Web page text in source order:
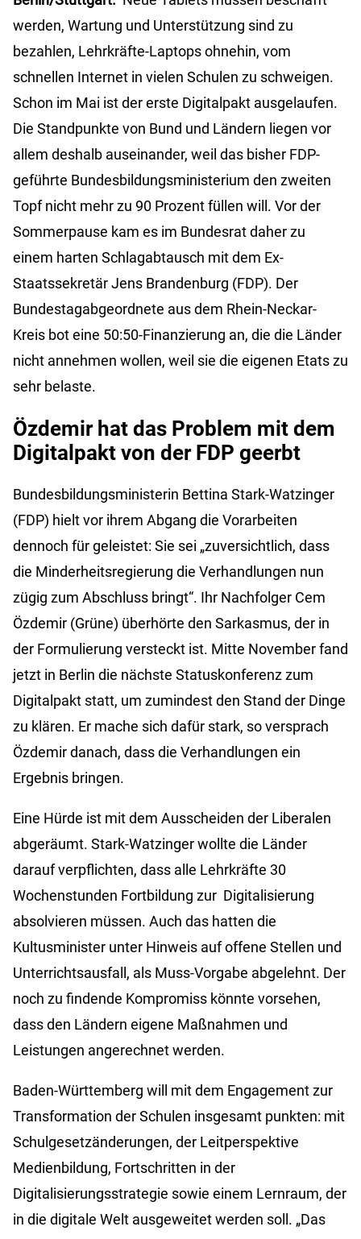
werden, Wartung und Unterstützung sind zu
bezahlen, Lehrkräfte-Laptops ohnehin, vom
schnellen Internet in vielen Schulen zu schweigen.
Schon im Mai ist der erste Digitalpakt ausgelaufen.
Die Standpunkte von Bund und Ländern liegen vor
allem deshalb auseinander, weil das bisher FDP-
geführte Bundesbildungsministerium den zweiten
Topf nicht mehr zu 90 Prozent füllen will. Vor der
Sommerpause kam es im Bundesrat daher zu
einem harten Schlagabtausch mit dem Ex-
Staatssekretär Jens Brandenburg (FDP). Der
Bundestagabgeordnete aus dem Rhein-Neckar-
Kreis bot eine 50:50-Finanzierung an, die die Länder
nicht annehmen wollen, weil sie die eigenen Etats zu
sehr belaste.
Özdemir hat das Problem mit dem
Digitalpakt von der FDP geerbt
Bundesbildungsministerin Bettina Stark-Watzinger
(FDP) hielt vor ihrem Abgang die Vorarbeiten
dennoch für geleistet: Sie sei „zuversichtlich, dass
die Minderheitsregierung die Verhandlungen nun
zügig zum Abschluss bringt“. Ihr Nachfolger Cem
Özdemir (Grüne) überhörte den Sarkasmus, der in
der Formulierung versteckt ist. Mitte November fand
jetzt in Berlin die nächste Statuskonferenz zum
Digitalpakt statt, um zumindest den Stand der Dinge
zu klären. Er mache sich dafür stark, so versprach
Özdemir danach, dass die Verhandlungen ein
Ergebnis bringen.
Eine Hürde ist mit dem Ausscheiden der Liberalen
abgeräumt. Stark-Watzinger wollte die Länder
darauf verpflichten, dass alle Lehrkräfte 30
Wochenstunden Fortbildung zur Digitalisierung
absolvieren müssen. Auch das hatten die
Kultusminister unter Hinweis auf offene Stellen und
Unterrichtsausfall, als Muss-Vorgabe abgelehnt. Der
noch zu findende Kompromiss könnte vorsehen,
dass den Ländern eigene Maßnahmen und
Leistungen angerechnet werden.
Baden-Württemberg will mit dem Engagement zur
Transformation der Schulen insgesamt punkten: mit
Schulgesetzänderungen, der Leitperspektive
Medienbildung, Fortschritten in der
Digitalisierungsstrategie sowie einem Lernraum, der
in die digitale Welt ausgeweitet werden soll. „Das